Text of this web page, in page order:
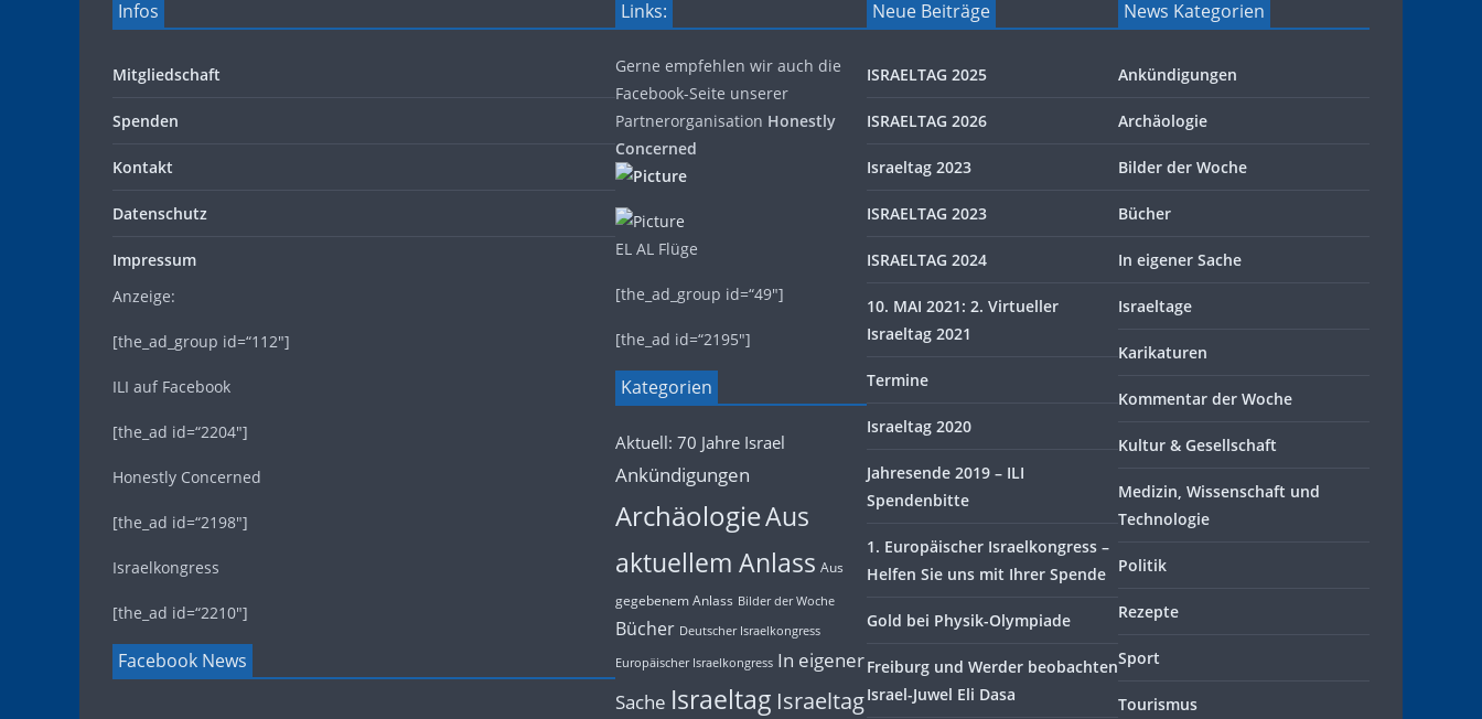
Infos
Mitgliedschaft
Spenden
Kontakt
Datenschutz
Impressum
Anzeige:
[the_ad_group id=“112″]
ILI auf Facebook
[the_ad id=“2204″]
Honestly Concerned
[the_ad id=“2198″]
Israelkongress
[the_ad id=“2210″]
Facebook News
Links:
Gerne empfehlen wir auch die
Facebook-Seite unserer
Partnerorganisation Honestly
Concerned
EL AL Flüge
[the_ad_group id=“49″]
[the_ad id=“2195″]
Kategorien
Aktuell: 70 Jahre Israel
Ankündigungen
ArchäologieAus
aktuellem Anlass Aus
gegebenem Anlass Bilder der Woche
Bücher Deutscher Israelkongress
Europäischer Israelkongress In eigener
Sache Israeltag Israeltag
Neue Beiträge
ISRAELTAG 2025
ISRAELTAG 2026
Israeltag 2023
ISRAELTAG 2023
ISRAELTAG 2024
10. MAI 2021: 2. Virtueller
Israeltag 2021
Termine
Israeltag 2020
Jahresende 2019 – ILI
Spendenbitte
1. Europäischer Israelkongress –
Helfen Sie uns mit Ihrer Spende
Gold bei Physik-Olympiade
Freiburg und Werder beobachten
Israel-Juwel Eli Dasa
News Kategorien
Ankündigungen
Archäologie
Bilder der Woche
Bücher
In eigener Sache
Israeltage
Karikaturen
Kommentar der Woche
Kultur & Gesellschaft
Medizin, Wissenschaft und
Technologie
Politik
Rezepte
Sport
Tourismus